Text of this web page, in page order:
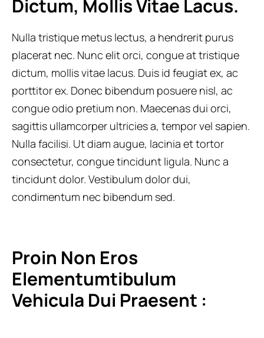
Dictum, Mollis Vitae Lacus.
Nulla tristique metus lectus, a hendrerit purus
placerat nec. Nunc elit orci, congue at tristique
dictum, mollis vitae lacus. Duis id feugiat ex, ac
porttitor ex. Donec bibendum posuere nisl, ac
congue odio pretium non. Maecenas dui orci,
sagittis ullamcorper ultricies a, tempor vel sapien.
Nulla facilisi. Ut diam augue, lacinia et tortor
consectetur, congue tincidunt ligula. Nunc a
tincidunt dolor. Vestibulum dolor dui,
condimentum nec bibendum sed.
Proin Non Eros
Elementumtibulum
Vehicula Dui Praesent :